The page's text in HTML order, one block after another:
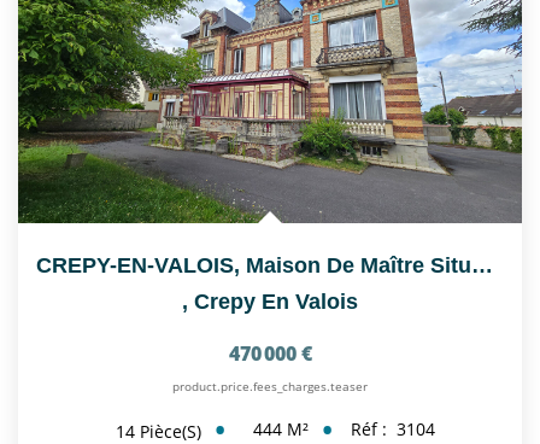
CREPY-EN-VALOIS, Maison De Maître Située Près De La Gare Et...
, Crepy En Valois
470 000 €
product.price.fees_charges.teaser
14 Pièce(s) 444 M² Réf : 3104